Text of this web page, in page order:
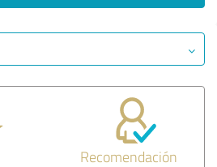
Recomendación